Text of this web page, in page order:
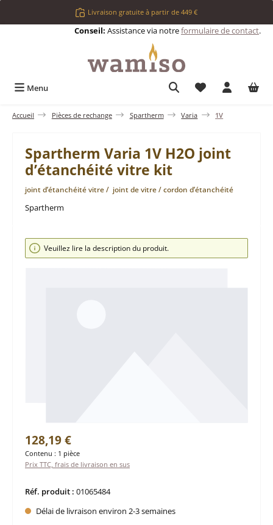
Passer au contenu principalLivraison gratuite à partir de 449 €
Conseil: Assistance via notreformulaire de contact.
Menu Vous avez 0
Accueil Pièces de rechange Spartherm Varia 1V
Spartherm Varia 1V H2O joint
d’étanchéité vitre kit
joint d’étanchéité vitre / joint de vitre / cordon d’étanchéité
Spartherm
Ignorer la galerie d'images
Veuillez lire la description du produit.
Prix régulier :
128,19 €
Contenu : 1 pièce
Prix TTC, frais de livraison en sus
Réf. produit : 01065484
Délai de livraison environ 2-3 semaines